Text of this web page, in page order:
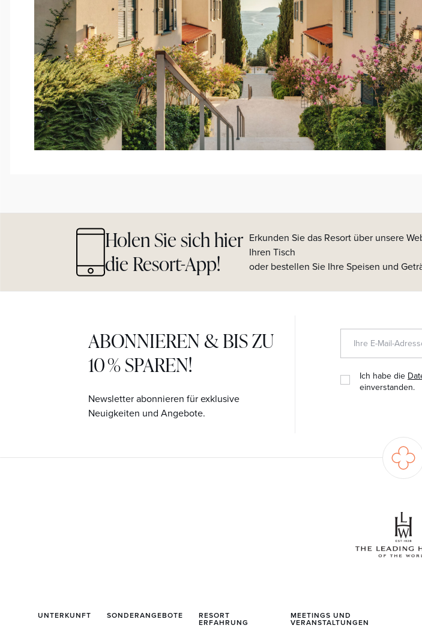
Holen Sie sich hier
die Resort-App!
Erkunden Sie das Resort über unsere
Ihren Tisch
oder bestellen Sie Ihre Speisen und
ABONNIEREN & BIS ZU
10 % SPAREN!
Newsletter abonnieren für exklusive
Neuigkeiten und Angebote.
Ich habe die
einverstanden.
UNTERKUNFT SONDERANGEBOTE RESORT
ERFAHRUNG
MEETINGS UND
VERANSTALTUNGEN